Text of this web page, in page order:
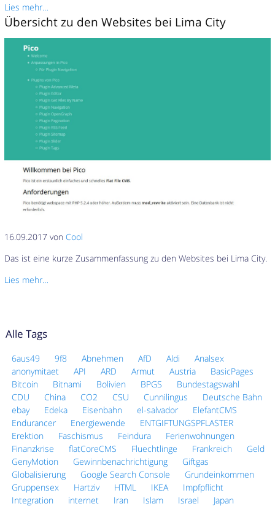
Lies mehr…
Übersicht zu den Websites bei Lima City
16.09.2017 vonCool
Das ist eine kurze Zusammenfassung zu den Websites bei Lima City.
Lies mehr…
Alle Tags
6aus49 9f8 Abnehmen AfD Aldi
Analsex
anonymitaet
API ARD Armut Austria
BasicPages
Bitcoin
Bitnami Bolivien BPGS
Bundestagswahl
CDU
China CO2 CSU Cunnilingus
Deutsche Bahn
ebay
Edeka Eisenbahn el-salvador
ElefantCMS
Endurancer
Energiewende
ENTGIFTUNGSPFLASTER
Erektion
Faschismus Feindura
Ferienwohnungen
Finanzkrise
flatCoreCMS Fluechtlinge Frankreich
Geld
GenyMotion
Gewinnbenachrichtigung
Giftgas
Globalisierung
Google Search Console
Grundeinkommen
Gruppensex
Hartziv HTML IKEA
Impfpflicht
Integration
internet Iran Islam Israel
Japan